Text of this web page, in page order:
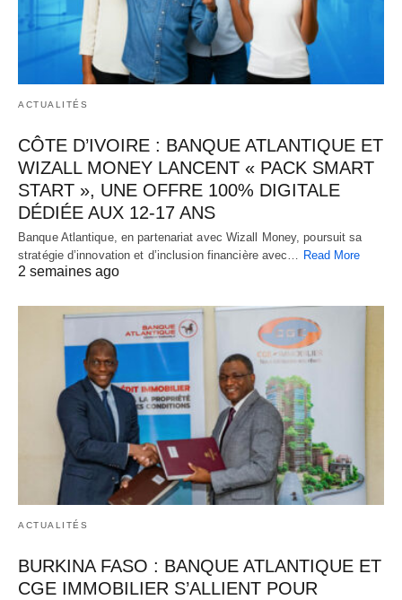
ACTUALITÉS
CÔTE D’IVOIRE : BANQUE ATLANTIQUE ET
WIZALL MONEY LANCENT « PACK SMART
START », UNE OFFRE 100% DIGITALE
DÉDIÉE AUX 12-17 ANS
Banque Atlantique, en partenariat avec Wizall Money, poursuit sa
stratégie d’innovation et d’inclusion financière avec… Read More
2 semaines ago
ACTUALITÉS
BURKINA FASO : BANQUE ATLANTIQUE ET
CGE IMMOBILIER S’ALLIENT POUR